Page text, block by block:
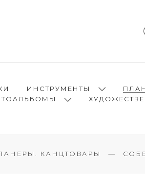
ИНСТРУМЕНТЫ
КАНЦТОВАРЫ